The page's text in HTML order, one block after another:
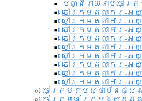
បញ្ជីរាយនាមចៅក្
ចៅក្រមតុលាការ-អ
ចៅក្រមតុលាការ-អ
ចៅក្រមតុលាការ-អ
ចៅក្រមតុលាការ-អ
ចៅក្រមតុលាការ-អ
ចៅក្រមតុលាការ-អយ្
ចៅក្រមតុលាការ-
ចៅក្រមតុលាការ-
ចៅក្រមតុលាការ-អ
ចៅក្រមតាមស្ថាប័នផ្សេ